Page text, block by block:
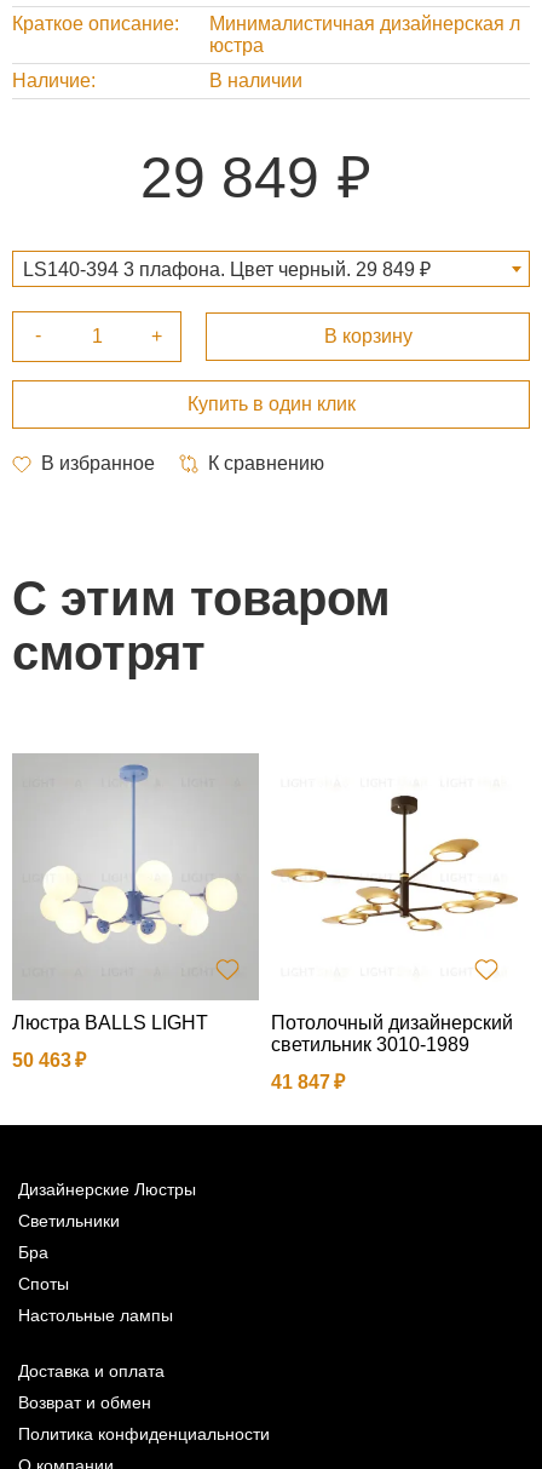
Краткое описание
Минималистичная дизайнерская л
юстра
Наличие
В наличии
29 849
LS140-394 3 плафона. Цвет черный. 29 849 ₽
С этим товаром
смотрят
Люстра BALLS LIGHT
50 463
Потолочный дизайнерский
светильник 3010-1989
41 847
Дизайнерские Люстры
Светильники
Бра
Споты
Настольные лампы
Доставка и оплата
Возврат и обмен
Политика конфиденциальности